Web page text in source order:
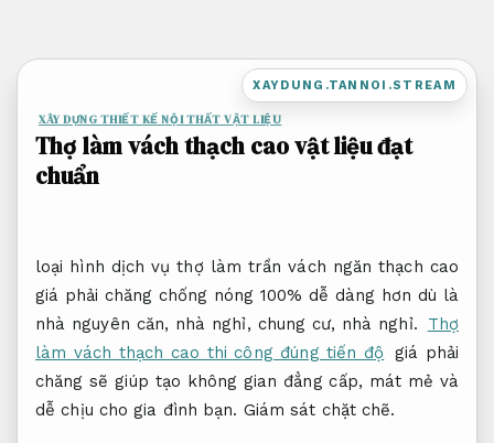
nội
XAYDUNG.TANNOI.STREAM
XÂY DỰNG THIẾT KẾ NỘI THẤT VẬT LIỆU
Thợ làm vách thạch cao vật liệu đạt
chuẩn
loại hình dịch vụ thợ làm trần vách ngăn thạch cao
giá phải chăng chống nóng 100% dễ dàng hơn dù là
nhà nguyên căn, nhà nghỉ, chung cư, nhà nghỉ.
Thợ
làm vách thạch cao thi công đúng tiến độ
giá phải
chăng sẽ giúp tạo không gian đẳng cấp, mát mẻ và
dễ chịu cho gia đình bạn. Giám sát chặt chẽ.